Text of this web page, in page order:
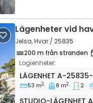
Next
Lägenheter vid
Jelsa, Hvar / 25835
200 m från stranden
Logienheter:
Tvårumslägenhet
LÄGENHET A-
53 m2 8 m2 2
Studio-lägenhet
STUDIO-LÄGENHET